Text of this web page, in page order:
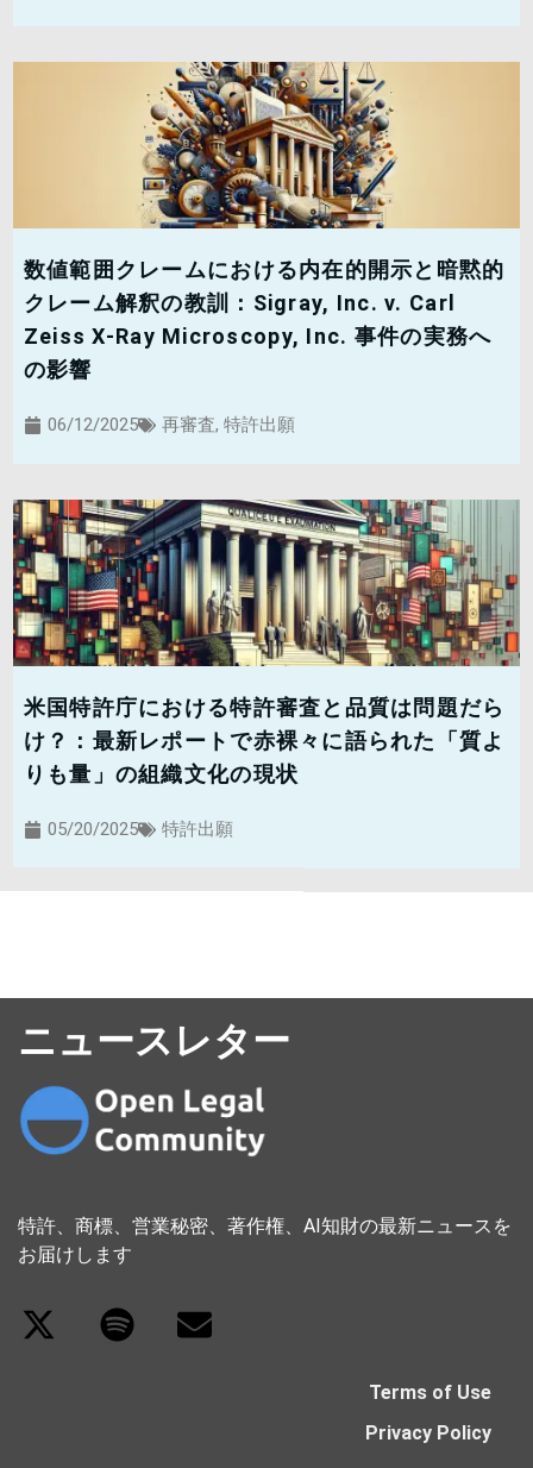
数値範囲クレームにおける内在的開示と暗黙的
クレーム解釈の教訓：Sigray, Inc. v. Carl
Zeiss X-Ray Microscopy, Inc. 事件の実務へ
の影響
06/12/2025 再審査, 特許出願
米国特許庁における特許審査と品質は問題だら
け？：最新レポートで赤裸々に語られた「質よ
りも量」の組織文化の現状
05/20/2025 特許出願
ニュースレター
特許、商標、営業秘密、著作権、AI知財の最新ニュースを
お届けします
Terms of Use
Privacy Policy